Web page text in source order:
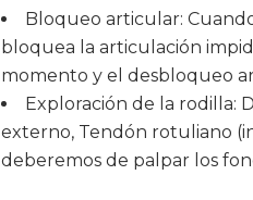
Bloqueo articular:
bloquea la articulación
momento y el desbloqueo
Exploración de la rodilla:
externo, Tendón rotuliano
deberemos de palpar los